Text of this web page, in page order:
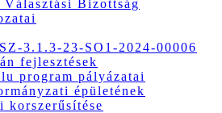
Bizottság
3.1.3-23-SO1-2024-00006
fejlesztések
program pályázatai
épületének
korszerűsítése